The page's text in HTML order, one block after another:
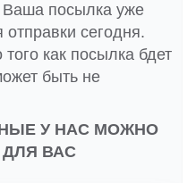
Ваша посылка уже
сегодня.
как посылка бдет
быть не
У НАС МОЖНО
ВАС